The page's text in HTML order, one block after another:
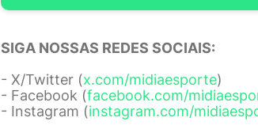
SIGA NOSSAS REDES SOCIAIS:
- X/Twitter (x.com/midiaesporte)
- Facebook (facebook.com/
- Instagram (instagram.com/